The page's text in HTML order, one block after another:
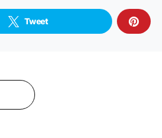
Tweet